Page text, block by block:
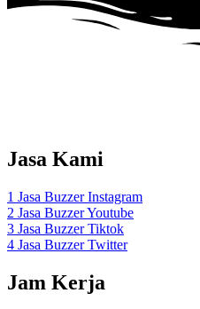
Jasa Kami
1 Jasa Buzzer Instagram
2 Jasa Buzzer Youtube
3 Jasa Buzzer Tiktok
4 Jasa Buzzer Twitter
Jam Kerja